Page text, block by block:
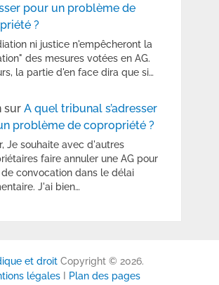
pour un problème de
?
ni justice n'empêcheront la
des mesures votées en AG.
la partie d'en face dira que si…
sur A quel tribunal s’adresser
problème de copropriété ?
Je souhaite avec d'autres
faire annuler une AG pour
convocation dans le délai
J'ai bien…
et droitCopyright © 2026.
légales
Plan des pages